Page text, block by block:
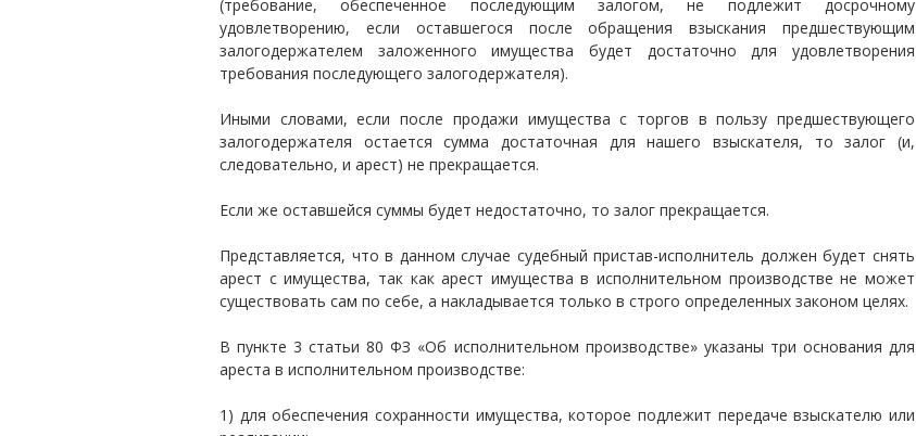
(требование, обеспеченное последующим залогом, не подлежит досрочному
удовлетворению, если оставшегося после обращения взыскания предшествующим
залогодержателем заложенного имущества будет достаточно для удовлетворения
требования последующего залогодержателя).
Иными словами, если после продажи имущества с торгов в пользу предшествующего
залогодержателя остается сумма достаточная для нашего взыскателя, то залог (и,
следовательно, и арест) не прекращается.
Если же оставшейся суммы будет недостаточно, то залог прекращается.
Представляется, что в данном случае судебный пристав-исполнитель должен будет снять
арест с имущества, так как арест имущества в исполнительном производстве не может
существовать сам по себе, а накладывается только в строго определенных законом целях.
В пункте 3 статьи 80 ФЗ «Об исполнительном производстве» указаны три основания для
ареста в исполнительном производстве:
1) для обеспечения сохранности имущества, которое подлежит передаче взыскателю или